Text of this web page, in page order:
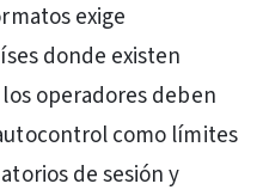
exige
donde existen
operadores deben
como límites
de sesión y